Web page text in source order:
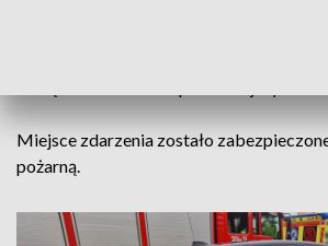
Miejsce zdarzenia zostało
pożarną.